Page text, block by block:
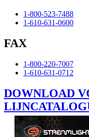
1-800-523-7488
1-610-631-0600
FAX
1-800-220-7007
1-610-631-0712
DOWNLOAD